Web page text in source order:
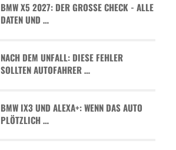
BMW X5 2027: DER GROSSE CHECK - ALLE D
ATEN UND …
NACH DEM UNFALL: DIESE FEHLER
SOLLTEN AUTOFAHRER …
BMW IX3 UND ALEXA+: WENN DAS AUTO
PLÖTZLICH …